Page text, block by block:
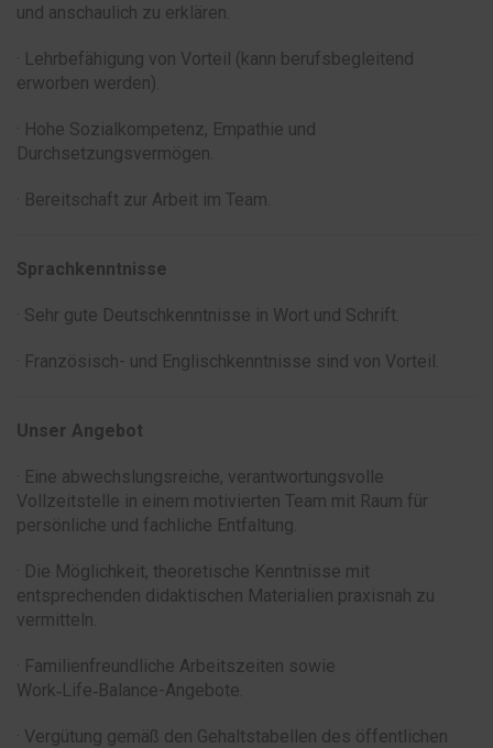
und anschaulich zu erklären.
· Lehrbefähigung von Vorteil (kann berufsbegleitend
erworben werden).
· Hohe Sozialkompetenz, Empathie und
Durchsetzungsvermögen.
· Bereitschaft zur Arbeit im Team.
Sprachkenntnisse
· Sehr gute Deutschkenntnisse in Wort und Schrift.
· Französisch- und Englischkenntnisse sind von Vorteil.
Unser Angebot
· Eine abwechslungsreiche, verantwortungsvolle
Vollzeitstelle in einem motivierten Team mit Raum für
persönliche und fachliche Entfaltung.
· Die Möglichkeit, theoretische Kenntnisse mit
entsprechenden didaktischen Materialien praxisnah zu
vermitteln.
· Familienfreundliche Arbeitszeiten sowie
Work‑Life‑Balance-Angebote.
· Vergütung gemäß den Gehaltstabellen des öffentlichen